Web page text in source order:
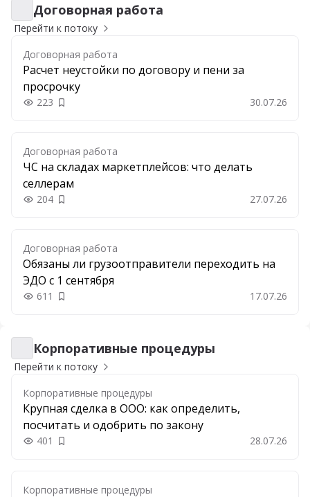
Договорная работа
Договорная работа
Перейти к потоку
Договорная работа
Расчет неустойки по договору и пени за
просрочку
223 Добавить в закладки 30.07.26
Договорная работа
ЧС на складах маркетплейсов: что делать
селлерам
204 Добавить в закладки 27.07.26
Договорная работа
Обязаны ли грузоотправители переходить на
ЭДО с 1 сентября
611 Добавить в закладки 17.07.26
Корпоративные процедуры
Корпоративные процедуры
Перейти к потоку
Корпоративные процедуры
Крупная сделка в ООО: как определить,
посчитать и одобрить по закону
401 Добавить в закладки 28.07.26
Корпоративные процедуры